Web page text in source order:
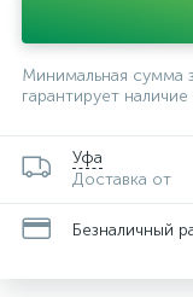
Минимальная сумма
гарантирует наличие
Уфа
Доставка от
Безналичный